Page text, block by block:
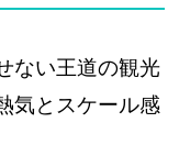
ない王道の観光
気とスケール感